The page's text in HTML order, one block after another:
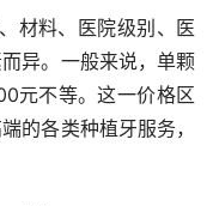
异。一般来说，单颗
元不等。这一价格区
的各类种植牙服务，